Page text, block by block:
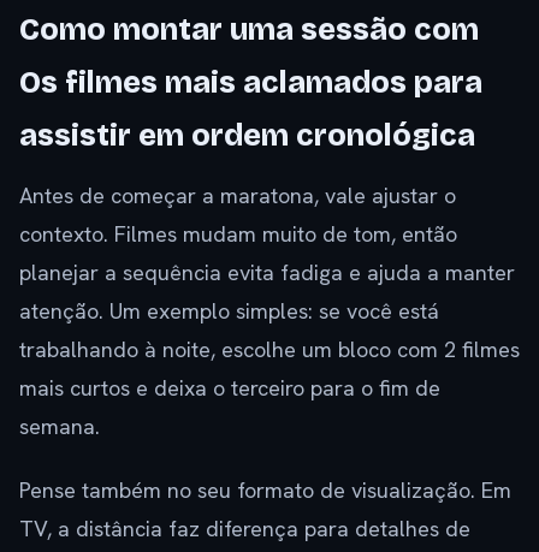
Como montar uma sessão com
Os filmes mais aclamados para
assistir em ordem cronológica
Antes de começar a maratona, vale ajustar o
contexto. Filmes mudam muito de tom, então
planejar a sequência evita fadiga e ajuda a manter
atenção. Um exemplo simples: se você está
trabalhando à noite, escolhe um bloco com 2 filmes
mais curtos e deixa o terceiro para o fim de
semana.
Pense também no seu formato de visualização. Em
TV, a distância faz diferença para detalhes de